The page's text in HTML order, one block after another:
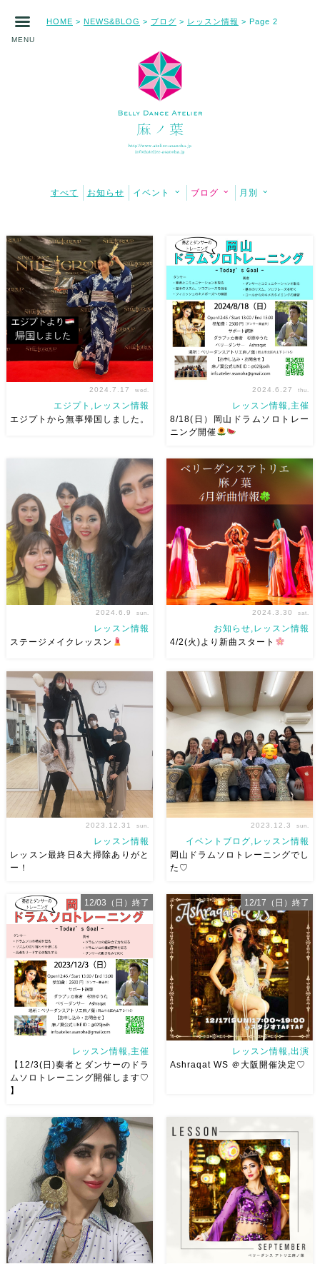
MENU
HOME > NEWS&BLOG > ブログ > レッスン情報 > Page 2
すべて お知らせ イベント ブログ 月別
お会いできた皆様、本当にあり
がとうございました！たのしす
ぎた
疲れてはいますが、元気
です
エジプト旅行
詳細
はストーリーズのハイライトを
ご覧ください♥️昨日からレッス
ン再開していますみんな […]
2024.7.17 wed.
エジプト,レッスン情報
エジプトから無事帰国しました。
8/18(日）岡山ドラムソロトレ
ーニング開催します
テーマは【 ひたすら繰り返し
て落とし込む 】をテーマに
行なっていきます
前回がも
りもりになったのでw初心に返
って、奏者とダンサーが一緒
[…]
2024.6.27 thu.
レッスン情報,主催
8/18(日）岡山ドラムソロトレー
ニング開催
メイクレッスンでした
間くらい前ですが、ステージ前
のメイクレッスン
普通のメイ
クの枠を外すことが目的のレッ
スンw 何度も参加してくれてい
る人もいて、どんどん上手くな
ってます◎
初参加の人たち
[…]
2024.6.9 sun.
レッスン情報
ステージメイクレッスン
4/2(火）より新曲スタートしま
す！新しくベリーダンスを始め
たい方、じっくりゆっくり始ま
られる今がチャンスです
＞
入門クラス（全て同じです）火
曜20:20、水曜11:00、木曜
19:00、土曜11: […]
2024.3.30 sat.
お知らせ,レッスン情報
4/2(火)より新曲スタート
昨日で麻ノ葉レッスン最終日！
そして大掃除 みんなのおかげ
で今年もピカピカになりました
ありがとう みんなが協力して
やってくれたので、サーっと終
わりました ほんと頼もしかっ
たです 日々の掃除も生徒のみ
ん […]
2023.12.31 sun.
レッスン情報
レッスン最終日&大掃除ありがと
ー！
本日は岡山ドラムソロトレーニ
ングでした♡ ありがとうござ
いました 色々チャレンジ！！
楽しかったですねー！ 失敗し
ても学び、成功しても学び！
他の参加者の方を見るのも学
び！ 太鼓とダンサー双方のコ
ミュニ […]
2023.12.3 sun.
イベントブログ,レッスン情報
岡山ドラムソロトレーニングでし
た♡
ゆうたさんとドラムソロトレー
ニング開催します♡ 初心者
さんから、ベテランさんまで大
経験問わず、得るものあ
ります（断言！） 生音で踊
る！そして奏者の方と一緒に練
習すると気持ちや呼吸が繋がる
体験が […]
レッスン情報,主催
【12/3(日)奏者とダンサーのドラ
ムソロトレーニング開催します♡
】
12/03（日）終了
Ashraqat WS開催していただ
きます♡ 曲は以前岡山と東京
で踊って大好評いただいた
Dai3na
イベントやレストラ
ンで踊って盛り上がること間違
いなしの一 […]
レッスン情報,出演
Ashraqat WS ＠大阪開催決定♡
12/17（日）終了